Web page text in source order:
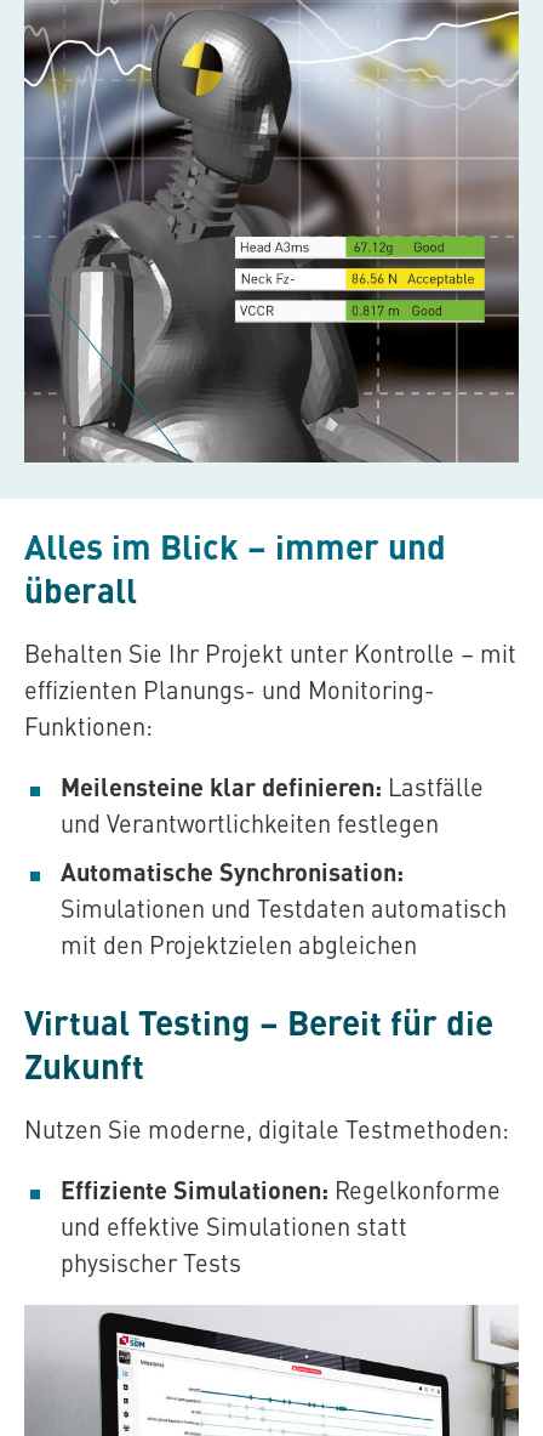
Alles im Blick – immer und
überall
Behalten Sie Ihr Projekt unter Kontrolle – mit
effizienten Planungs- und Monitoring-
Funktionen:
Meilensteine klar definieren: Lastfälle
und Verantwortlichkeiten festlegen
Automatische Synchronisation:
Simulationen und Testdaten automatisch
mit den Projektzielen abgleichen
Virtual Testing – Bereit für die
Zukunft
Nutzen Sie moderne, digitale Testmethoden:
Effiziente Simulationen: Regelkonforme
und effektive Simulationen statt
physischer Tests